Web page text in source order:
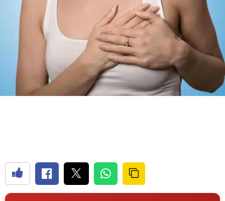
Çankırı
Çorum
Denizli
Diyarbakır
Edirne
Eskişehir
Gaziantep